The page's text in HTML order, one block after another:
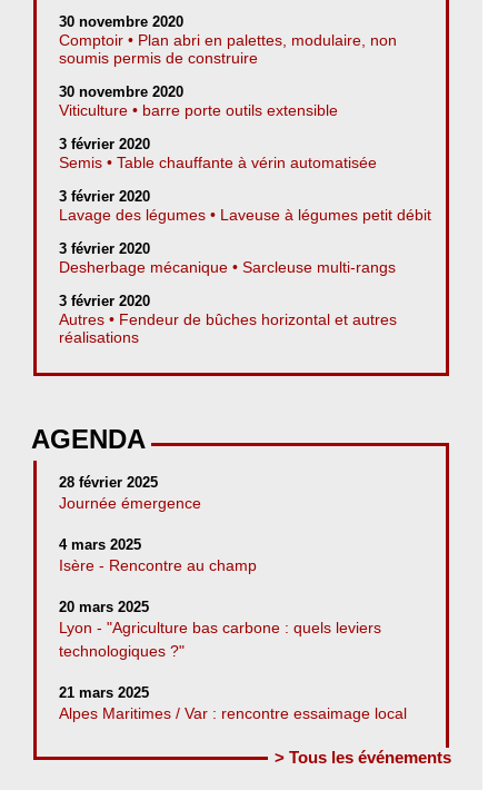
30 novembre 2020
Comptoir • Plan abri en palettes, modulaire, non
soumis permis de construire
30 novembre 2020
Viticulture • barre porte outils extensible
3 février 2020
Semis • Table chauffante à vérin automatisée
3 février 2020
Lavage des légumes • Laveuse à légumes petit débit
3 février 2020
Desherbage mécanique • Sarcleuse multi-rangs
3 février 2020
Autres • Fendeur de bûches horizontal et autres
réalisations
AGENDA
28 février 2025
Journée émergence
4 mars 2025
Isère - Rencontre au champ
20 mars 2025
Lyon - "Agriculture bas carbone : quels leviers
technologiques ?"
21 mars 2025
Alpes Maritimes / Var : rencontre essaimage local
> Tous les événements